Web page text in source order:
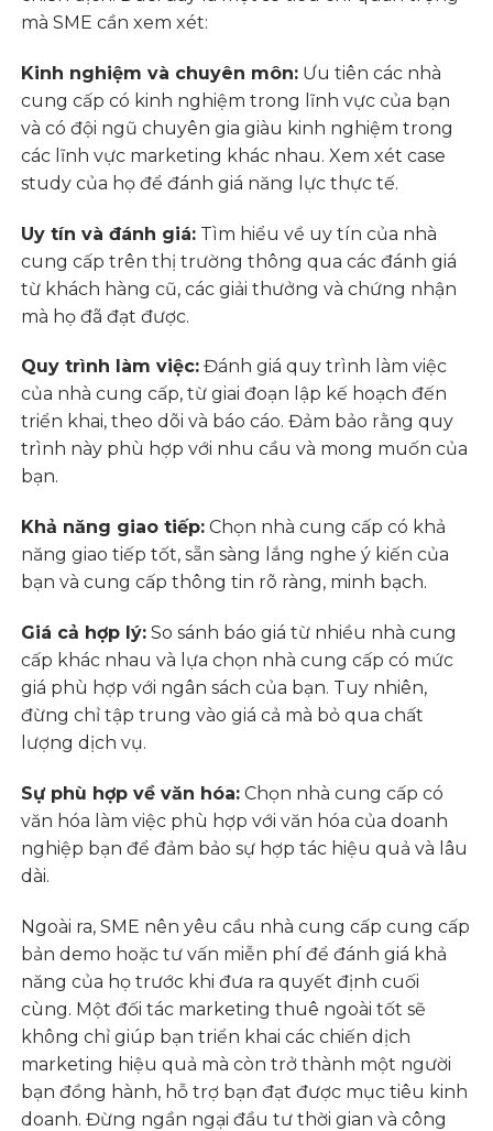
mà SME cần xem xét:
Kinh nghiệm và chuyên môn: Ưu tiên các nhà
cung cấp có kinh nghiệm trong lĩnh vực của bạn
và có đội ngũ chuyên gia giàu kinh nghiệm trong
các lĩnh vực marketing khác nhau. Xem xét case
study của họ để đánh giá năng lực thực tế.
Uy tín và đánh giá: Tìm hiểu về uy tín của nhà
cung cấp trên thị trường thông qua các đánh giá
từ khách hàng cũ, các giải thưởng và chứng nhận
mà họ đã đạt được.
Quy trình làm việc: Đánh giá quy trình làm việc
của nhà cung cấp, từ giai đoạn lập kế hoạch đến
triển khai, theo dõi và báo cáo. Đảm bảo rằng quy
trình này phù hợp với nhu cầu và mong muốn của
bạn.
Khả năng giao tiếp: Chọn nhà cung cấp có khả
năng giao tiếp tốt, sẵn sàng lắng nghe ý kiến của
bạn và cung cấp thông tin rõ ràng, minh bạch.
Giá cả hợp lý: So sánh báo giá từ nhiều nhà cung
cấp khác nhau và lựa chọn nhà cung cấp có mức
giá phù hợp với ngân sách của bạn. Tuy nhiên,
đừng chỉ tập trung vào giá cả mà bỏ qua chất
lượng dịch vụ.
Sự phù hợp về văn hóa: Chọn nhà cung cấp có
văn hóa làm việc phù hợp với văn hóa của doanh
nghiệp bạn để đảm bảo sự hợp tác hiệu quả và lâu
dài.
Ngoài ra, SME nên yêu cầu nhà cung cấp cung cấp
bản demo hoặc tư vấn miễn phí để đánh giá khả
năng của họ trước khi đưa ra quyết định cuối
cùng. Một đối tác marketing thuê ngoài tốt sẽ
không chỉ giúp bạn triển khai các chiến dịch
marketing hiệu quả mà còn trở thành một người
bạn đồng hành, hỗ trợ bạn đạt được mục tiêu kinh
doanh. Đừng ngần ngại đầu tư thời gian và công